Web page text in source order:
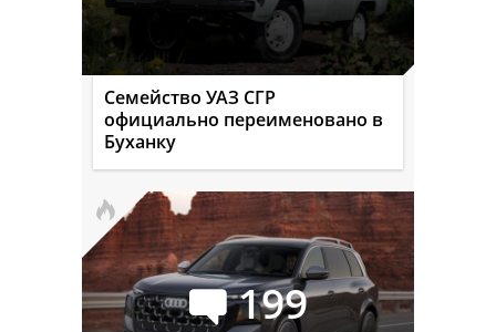
Семейство УАЗ СГР
официально переименовано в
Буханку
199